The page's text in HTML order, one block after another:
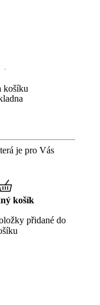
cena košíku
košíku
je pro Vás
košík
přidané do